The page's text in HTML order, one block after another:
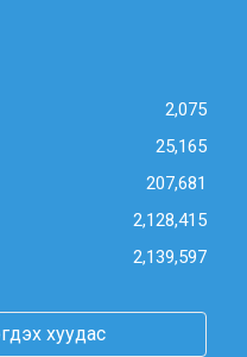
2,075
25,165
207,681
2,128,415
2,139,597
хуудас